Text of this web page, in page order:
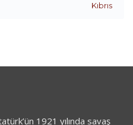
Kıbrıs
1921 yılında savaş